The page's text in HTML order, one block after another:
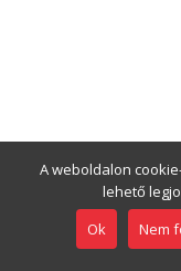
Cookie tájékoztató
A weboldalon
lehető
Ok
Nem